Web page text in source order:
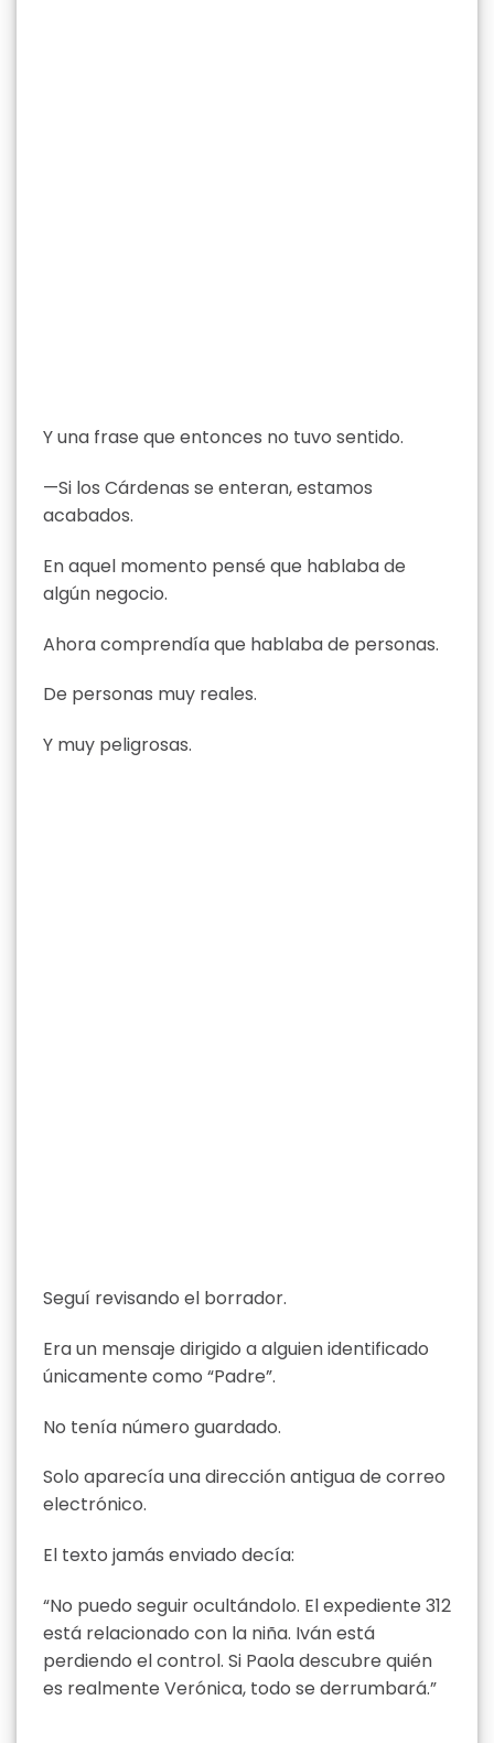
Y una frase que entonces no tuvo sentido.
—Si los Cárdenas se enteran, estamos
acabados.
En aquel momento pensé que hablaba de
algún negocio.
Ahora comprendía que hablaba de personas.
De personas muy reales.
Y muy peligrosas.
Seguí revisando el borrador.
Era un mensaje dirigido a alguien identificado
únicamente como “Padre”.
No tenía número guardado.
Solo aparecía una dirección antigua de correo
electrónico.
El texto jamás enviado decía:
“No puedo seguir ocultándolo. El expediente 312
está relacionado con la niña. Iván está
perdiendo el control. Si Paola descubre quién
es realmente Verónica, todo se derrumbará.”